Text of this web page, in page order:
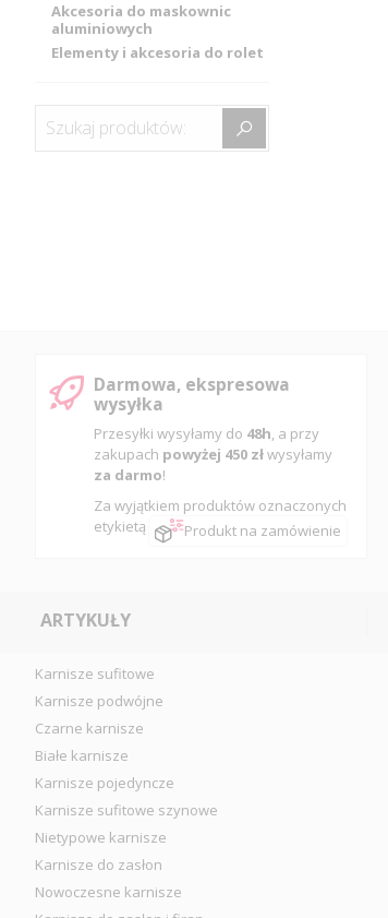
Akcesoria do maskownic
aluminiowych
Elementy i akcesoria do rolet
Szukaj produktów:
Darmowa, ekspresowa
wysyłka
Przesyłki wysyłamy do 48h, a przy
zakupach powyżej 450 złwysyłamy
za darmo!
Za wyjątkiem produktów oznaczonych
etykietą
Produkt na zamówienie
ARTYKUŁY
Karnisze sufitowe
Karnisze podwójne
Czarne karnisze
Białe karnisze
Karnisze pojedyncze
Karnisze sufitowe szynowe
Nietypowe karnisze
Karnisze do zasłon
Nowoczesne karnisze